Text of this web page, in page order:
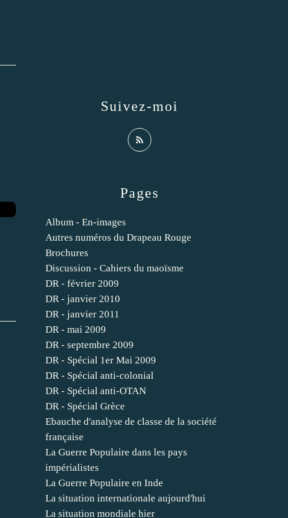
Pages
Album - En-images
Autres numéros du Drapeau Rouge
Brochures
Discussion - Cahiers du maoïsme
DR - février 2009
DR - janvier 2010
DR - janvier 2011
DR - mai 2009
DR - septembre 2009
DR - Spécial 1er Mai 2009
DR - Spécial anti-colonial
DR - Spécial anti-OTAN
DR - Spécial Grèce
Ebauche d'analyse de classe de la société
française
La Guerre Populaire dans les pays
impérialistes
La Guerre Populaire en Inde
La situation internationale aujourd'hui
La situation mondiale hier
Suivez-moi